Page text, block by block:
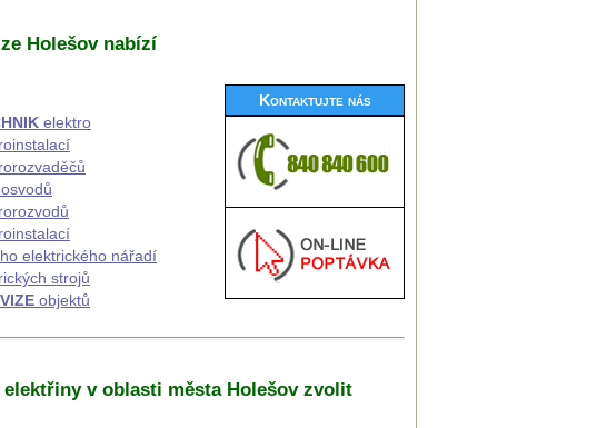
Holešov nabízí
Kontaktujte nás
elektro
elektrického nářadí
strojů
objektů
v oblasti města Holešov zvolit